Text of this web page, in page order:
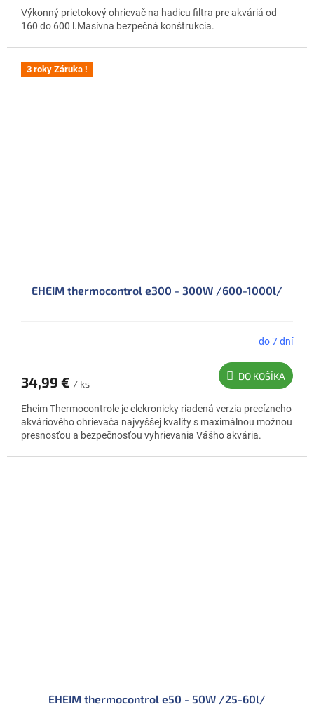
Výkonný prietokový ohrievač na hadicu filtra pre akváriá od
160 do 600 l.Masívna bezpečná konštrukcia.
3 roky Záruka !
EHEIM thermocontrol e300 - 300W /600-1000l/
do 7 dní
34,99 € / ks
DO KOŠÍKA
Eheim Thermocontrole je elekronicky riadená verzia precízneho
akváriového ohrievača najvyššej kvality s maximálnou možnou
presnosťou a bezpečnosťou vyhrievania Vášho akvária.
EHEIM thermocontrol e50 - 50W /25-60l/